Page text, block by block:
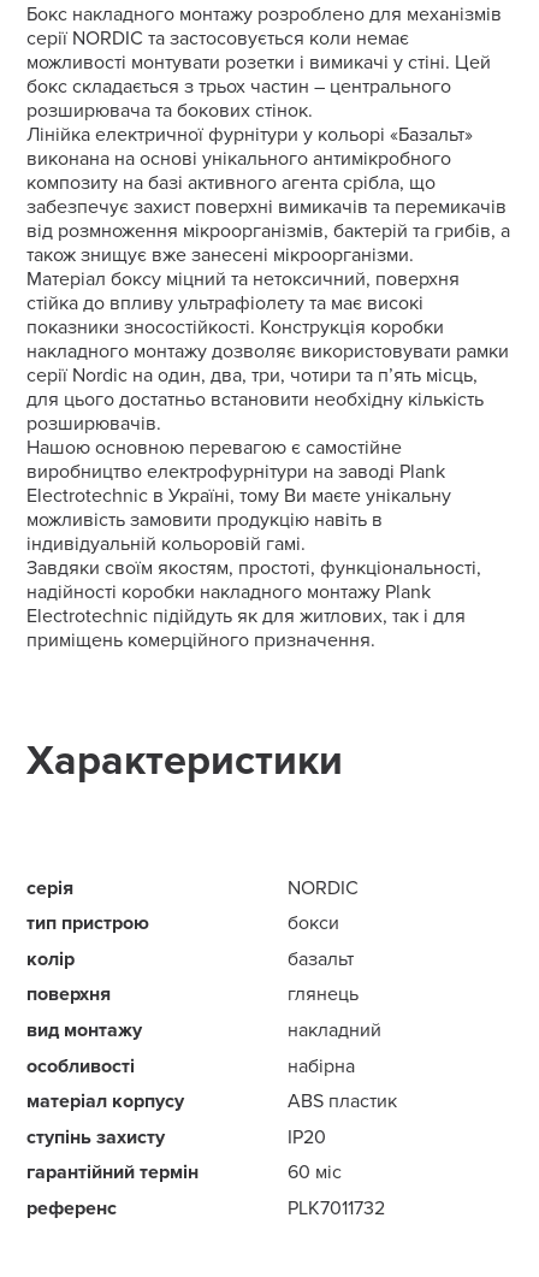
Бокс накладного монтажу розроблено для механізмів
серії NORDIC та застосовується коли немає
можливості монтувати розетки і вимикачі у стіні. Цей
бокс складається з трьох частин – центрального
розширювача та бокових стінок.
Лінійка електричної фурнітури у кольорі «Базальт»
виконана на основі унікального антимікробного
композиту на базі активного агента срібла, що
забезпечує захист поверхні вимикачів та перемикачів
від розмноження мікроорганізмів, бактерій та грибів, а
також знищує вже занесені мікроорганізми.
Матеріал боксу міцний та нетоксичний, поверхня
стійка до впливу ультрафіолету та має високі
показники зносостійкості. Конструкція коробки
накладного монтажу дозволяє використовувати рамки
серії Nordic на один, два, три, чотири та п’ять місць,
для цього достатньо встановити необхідну кількість
розширювачів.
Нашою основною перевагою є самостійне
виробництво електрофурнітури на заводі Plank
Electrotechnic в Україні, тому Ви маєте унікальну
можливість замовити продукцію навіть в
індивідуальній кольоровій гамі.
Завдяки своїм якостям, простоті, функціональності,
надійності коробки накладного монтажу Plank
Electrotechnic підійдуть як для житлових, так і для
приміщень комерційного призначення.
Характеристики
серія
NORDIC
тип пристрою
бокси
колір
базальт
поверхня
глянець
вид монтажу
накладний
особливості
набірна
матеріал корпусу
ABS пластик
ступінь захисту
IP20
гарантійний термін
60 міс
референс
PLK7011732